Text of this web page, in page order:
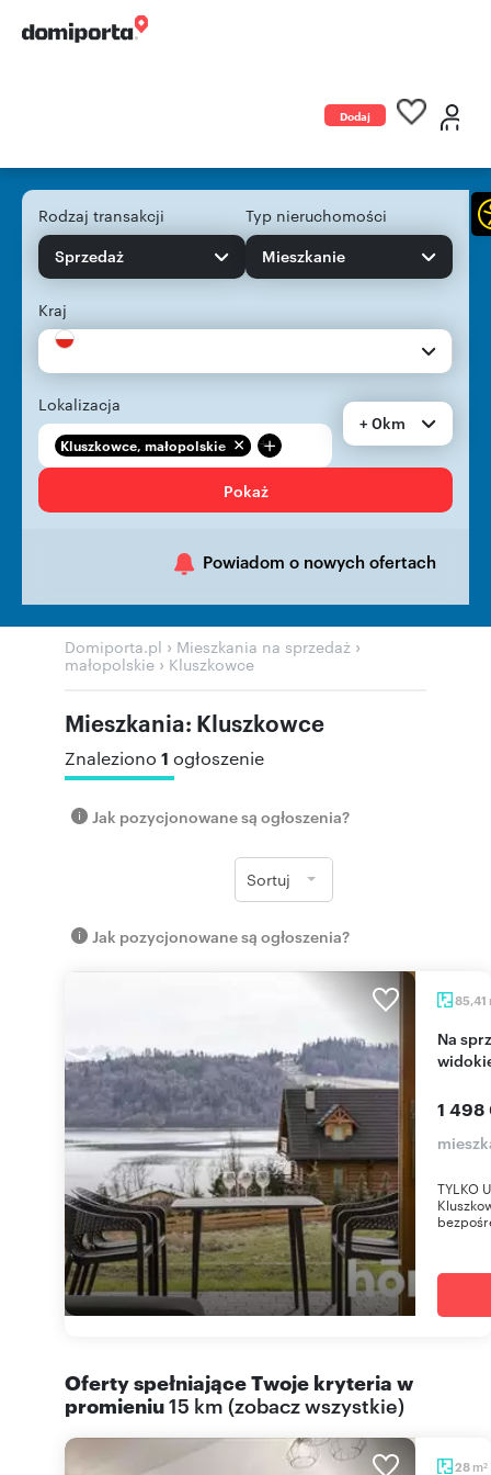
Dodaj
Rodzaj transakcji
Sprzedaż
Typ nieruchomości
Mieszkanie
Kraj
Lokalizacja
Kluszkowce, małopolskie +
+ 0km
Pokaż
Powiadom o nowych ofertach
Domiporta.pl › Mieszkania na sprzedaż ›
małopolskie › Kluszkowce
Mieszkania: Kluszkowce
Znaleziono 1 ogłoszenie
Jak pozycjonowane są ogłoszenia?
Sortuj
Jak pozycjonowane są ogłoszenia?
85,41
Na sprzedaż przestronne mieszkanie 82 m² z
1 498
TYLKO
Oferty spełniające Twoje kryteria w
promieniu15 km (zobacz wszystkie)
28 m2